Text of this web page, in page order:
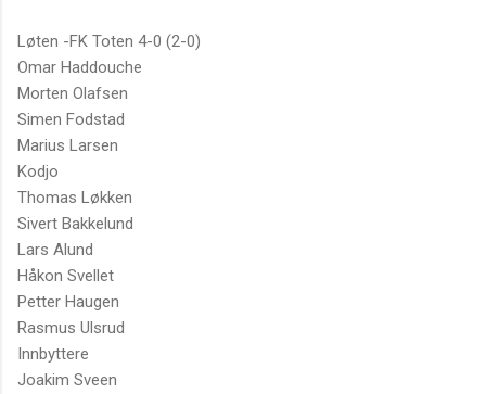
Løten -FK Toten 4-0 (2-0)
Omar Haddouche
Morten Olafsen
Simen Fodstad
Marius Larsen
Kodjo
Thomas Løkken
Sivert Bakkelund
Lars Alund
Håkon Svellet
Petter Haugen
Rasmus Ulsrud
Innbyttere
Joakim Sveen